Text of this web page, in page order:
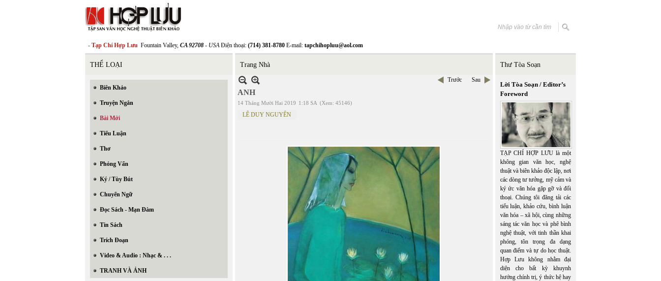
- Tạp Chí Hợp Lưu Fountain Valley, CA 92708 - USAĐiện thoại: (714) 381-8780 E-mail: tapchihopluu@aol.com
THỂ LOẠI
Biên Khảo
Truyện Ngắn
Bài Mới
Tiểu Luận
Thơ
Phỏng Vấn
Ký / Tùy Bút
Chuyển Ngữ
Đọc Sách - Mạn Đàm
Tin Sách
Trích Đoạn
Video & Audio : Nhạc & . . .
TRANH VÀ ẢNH
Trang Nhà
Trước Sau
ANH
14 Tháng Mười Hai 2019 1:18 SA (Xem: 45146)
LÊ DUY NGUYÊN
Thư Tòa Soạn
Lời Tòa Soạn / Editor’s
Foreword
TẠP CHÍ HỢP LƯU là một
không gian văn học, nghệ
thuật và biên khảo độc lập, nơi
các dòng tư tưởng, mỹ cảm và
ký ức văn hóa gặp gỡ và đối
thoại. Chúng tôi đăng tải các
tiểu luận, khảo cứu, bình luận
văn hóa – xã hội, cùng những
sáng tác văn học và phê bình
nghệ thuật, với tinh thần khai
phóng, tôn trọng đa dạng
quan điểm và tự do học thuật.
Hợp Lưu không nhằm đại
diện cho bất kỳ khuynh
hướng chính trị, ý thức hệ hay